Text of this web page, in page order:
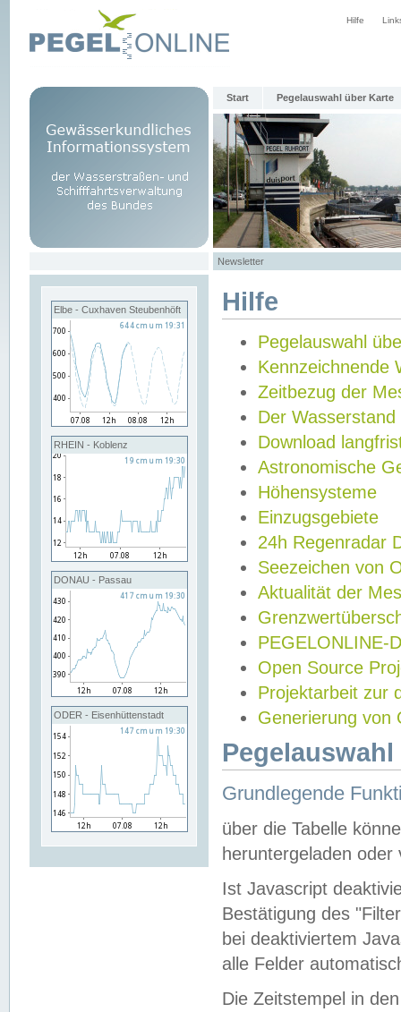
Hilfe
Start Pegelauswahl über Karte
Newsletter
Elbe - Cuxhaven Steubenhöft
RHEIN - Koblenz
DONAU - Passau
ODER - Eisenhüttenstadt
Hilfe
Pegelauswahl
Kennzeichnende
Zeitbezug der
Der Wasserstand
Download
Astronomische
Höhensysteme
Einzugsgebiete
24h Regenradar
Seezeichen von
Aktualität der
PEGELONLINE-
Open Source
Projektarbeit zur
Generierung von
Grundlegende
über die Tabelle
heruntergeladen oder
Ist Javascript
Bestätigung des
bei deaktiviertem
alle Felder
Die Zeitstempel in